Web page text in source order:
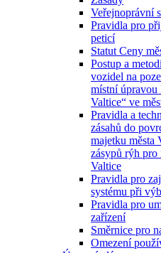
Veřejnoprávní
Pravidla pro
peticí
Statut Ceny
Postup a
vozidel na
místní
Valtice“ ve
Pravidla a
zásahů do
majetku města
zásypů rýh pro
Valtice
Pravidla pro
systému při
Pravidla pro
zařízení
Směrnice pro
Omezení